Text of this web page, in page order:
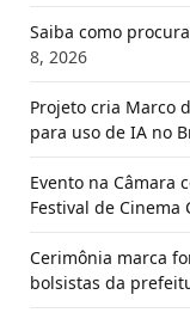
Saiba como
8, 2026
Projeto cria Marco
para uso de IA no
Evento na Câmara
Festival de Cinema
Cerimônia marca
bolsistas da